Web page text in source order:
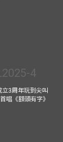
立3周年玩到尖叫
唱《額頭有字》